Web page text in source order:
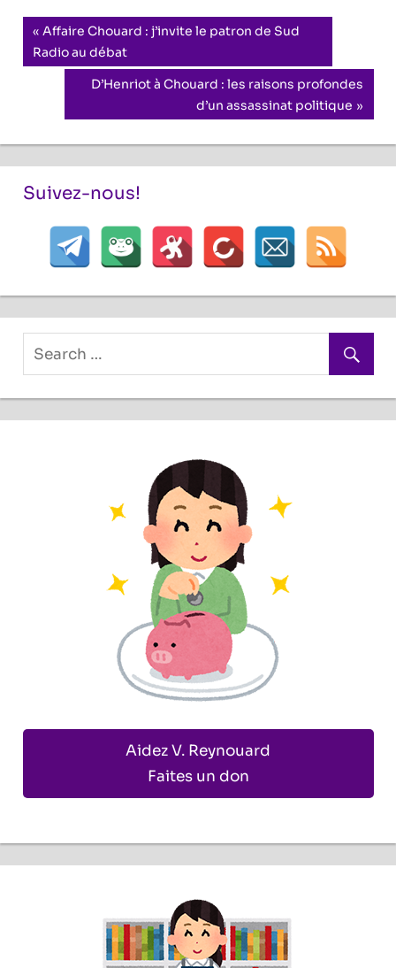
Navigation
de
Previous
Post:
Affaire Chouard : j’invite le patron de Sud
Radio au débat
Next
D’Henriot à Chouard : les raisons profondes
d’un assassinat politique
Suivez-nous!
Aidez V. Reynouard
Faites un don